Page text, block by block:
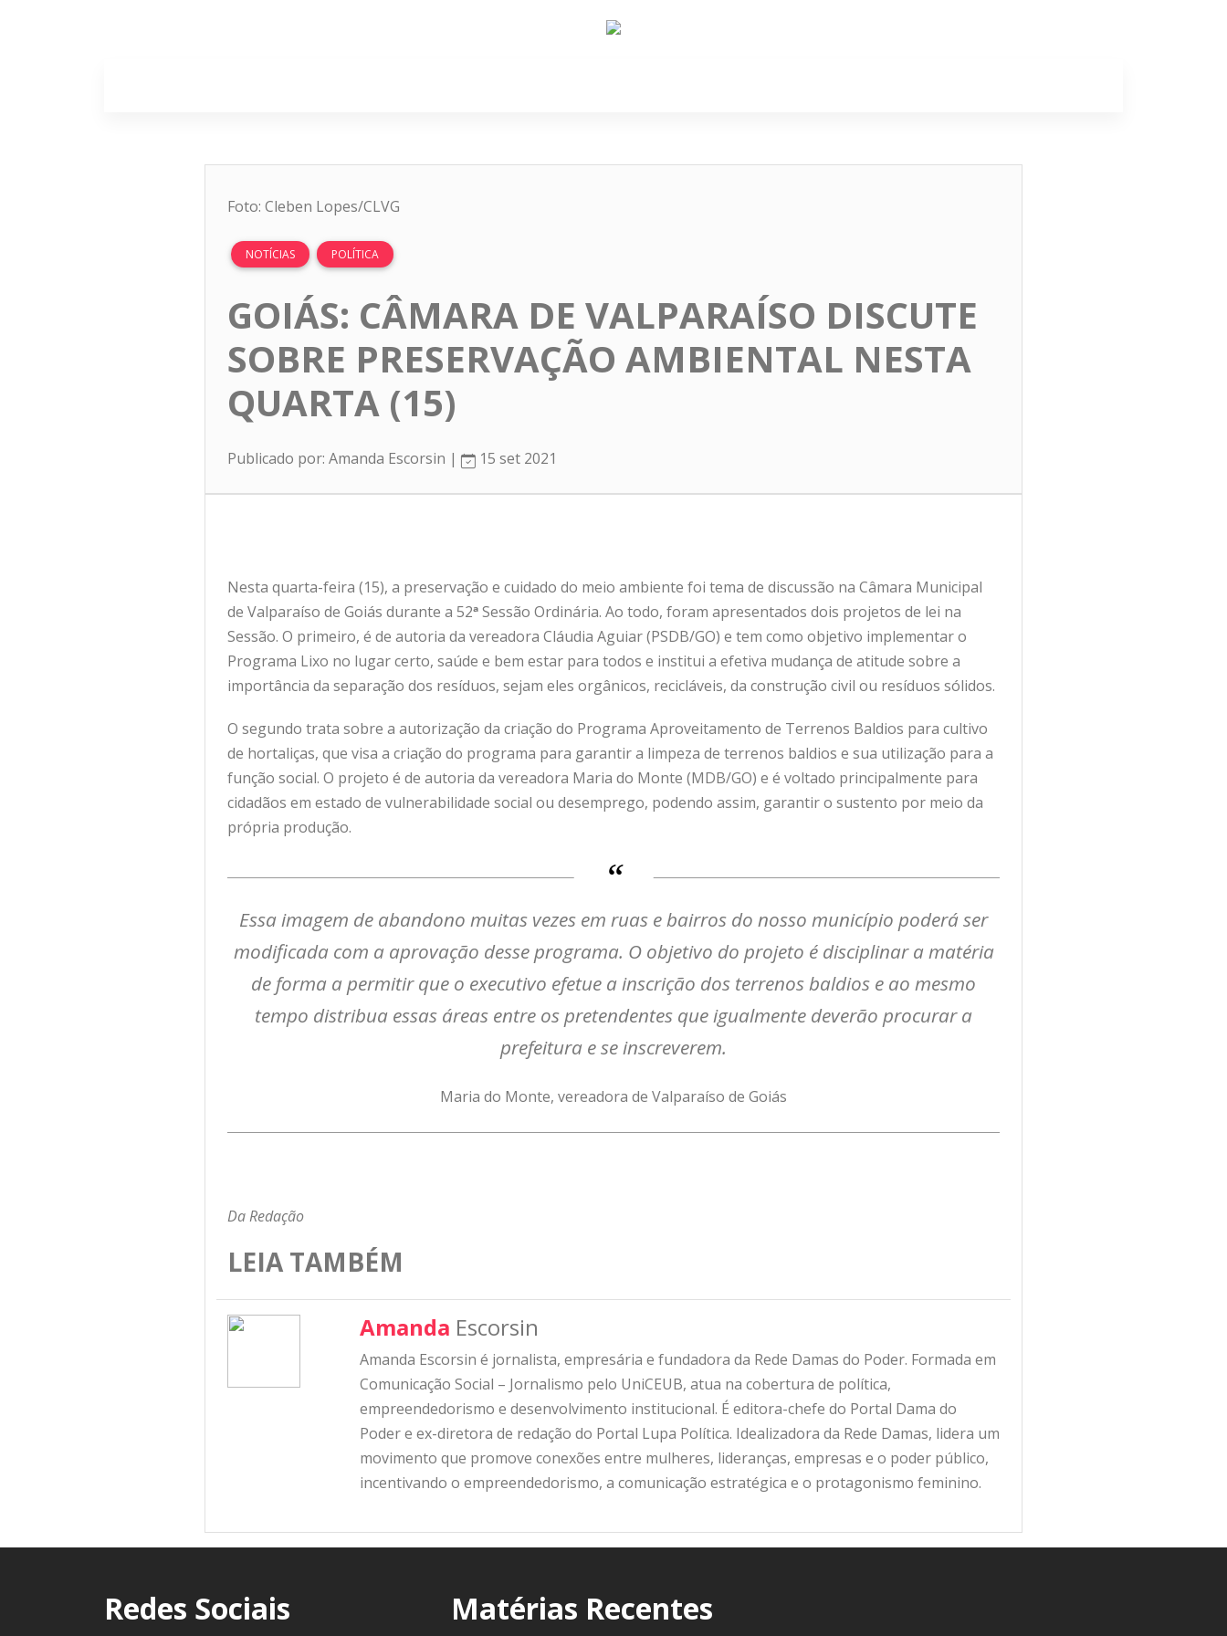
Foto: Cleben Lopes/CLVG
NOTÍCIAS POLÍTICA
GOIÁS: CÂMARA DE VALPARAÍSO DISCUTE
SOBRE PRESERVAÇÃO AMBIENTAL NESTA
QUARTA (15)
Publicado por: Amanda Escorsin | 15 set 2021
Nesta quarta-feira (15), a preservação e cuidado do meio ambiente foi tema de discussão na Câmara Municipal
de Valparaíso de Goiás durante a 52ªSessão Ordinária. Ao todo, foram apresentados dois projetos de lei na
Sessão. O primeiro, é de autoria da vereadora Cláudia Aguiar (PSDB/GO) e tem como objetivo implementar o
Programa Lixo no lugar certo, saúde e bem estar para todos e institui a efetiva mudança de atitude sobre a
importância da separação dos resíduos, sejam eles orgânicos, recicláveis, da construção civil ou resíduos sólidos.
O segundo trata sobre a autorização da criação do Programa Aproveitamento de Terrenos Baldios para cultivo
de hortaliças, que visa a criação do programa para garantir a limpeza de terrenos baldios e sua utilização para a
função social. O projeto é de autoria da vereadora Maria do Monte (MDB/GO) e é voltado principalmente para
cidadãos em estado de vulnerabilidade social ou desemprego, podendo assim, garantir o sustento por meio da
própria produção.
Essa imagem de abandono muitas vezes em ruas e bairros do nosso município poderá ser
modificada com a aprovação desse programa. O objetivo do projeto é disciplinar a matéria
de forma a permitir que o executivo efetue a inscrição dos terrenos baldios e ao mesmo
tempo distribua essas áreas entre os pretendentes que igualmente deverão procurar a
prefeitura e se inscreverem.
Maria do Monte, vereadora de Valparaíso de Goiás
Da Redação
LEIA TAMBÉM
Amanda Escorsin
Amanda Escorsin é jornalista, empresária e fundadora da Rede Damas do Poder. Formada em
Comunicação Social – Jornalismo pelo UniCEUB, atua na cobertura de política,
empreendedorismo e desenvolvimento institucional. É editora-chefe do Portal Dama do
Poder e ex-diretora de redação do Portal Lupa Política. Idealizadora da Rede Damas, lidera um
movimento que promove conexões entre mulheres, lideranças, empresas e o poder público,
incentivando o empreendedorismo, a comunicação estratégica e o protagonismo feminino.
Redes Sociais Matérias Recentes